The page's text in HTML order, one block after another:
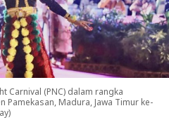
Carnival (PNC) dalam rangka
Pamekasan, Madura, Jawa Timur ke-